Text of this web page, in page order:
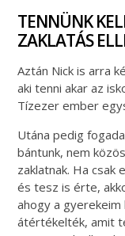
TENNÜNK
ZAKLATÁS
Aztán Nick is arra
aki tenni akar az
Tízezer ember
Utána pedig
bántunk, nem
zaklatnak. Ha csak
és tesz is érte,
ahogy a
átértékelték, amit